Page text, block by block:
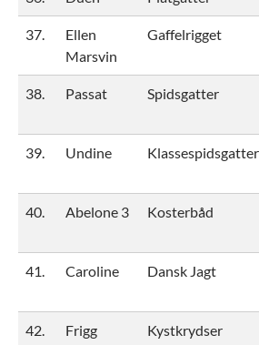
37.
Ellen
Marsvin
Gaffelrigget
38. Passat Spidsgatter
39. Undine Klassespidsgatter
40. Abelone 3 Kosterbåd
41. Caroline Dansk Jagt
42. Frigg Kystkrydser